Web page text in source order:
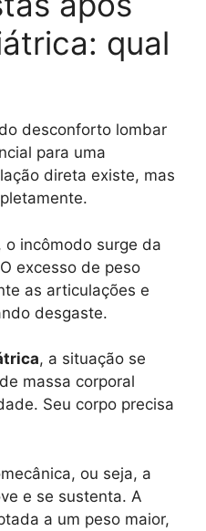
qual
desconforto lombar
para uma
direta existe, mas
incômodo surge da
excesso de peso
as articulações e
desgaste.
, a situação se
massa corporal
Seu corpo precisa
ou seja, a
e se sustenta. A
a um peso maior,